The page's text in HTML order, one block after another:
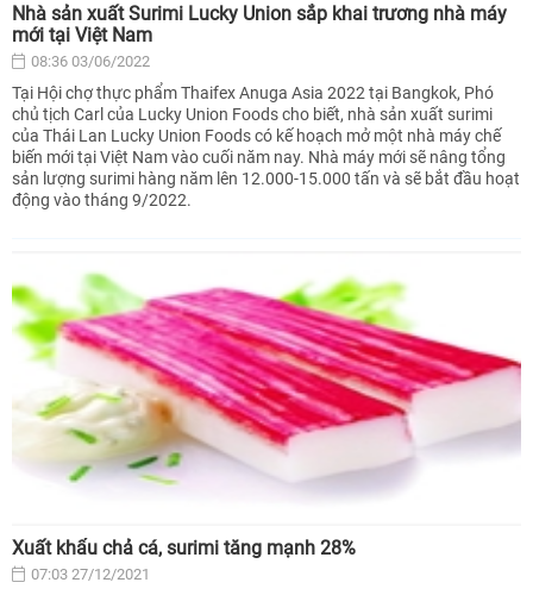
Nhà sản xuất Surimi Lucky Union sắp khai trương nhà máy
mới tại Việt Nam
08:36 03/06/2022
Tại Hội chợ thực phẩm Thaifex Anuga Asia 2022 tại Bangkok, Phó
chủ tịch Carl của Lucky Union Foods cho biết, nhà sản xuất surimi
của Thái Lan Lucky Union Foods có kế hoạch mở một nhà máy chế
biến mới tại Việt Nam vào cuối năm nay. Nhà máy mới sẽ nâng tổng
sản lượng surimi hàng năm lên 12.000-15.000 tấn và sẽ bắt đầu hoạt
động vào tháng 9/2022.
Xuất khẩu chả cá, surimi tăng mạnh 28%
07:03 27/12/2021